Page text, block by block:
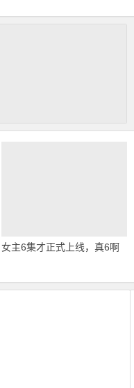
女主6集才正式上线，真6啊